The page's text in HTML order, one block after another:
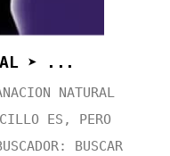
➤ ...
NATURAL
ES, PERO
BUSCAR